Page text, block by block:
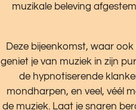
muzikale beleving
Deze bijeenkomst, waar
geniet je van muziek in zijn
de hypnotiserende
mondharpen, en veel, véél
de muziek. Laat je snaren